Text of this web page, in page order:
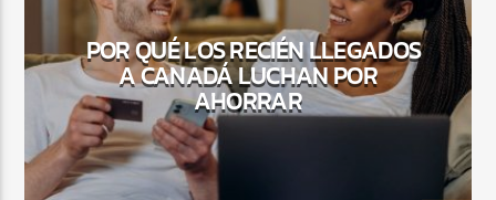
CURRENT SHOW
FIESTA DJ MIX
9:00 PM 12:00 AM
POR QUÉ LOS RECIÉN LLEGADOS
A CANADÁ LUCHAN POR
AHORRAR